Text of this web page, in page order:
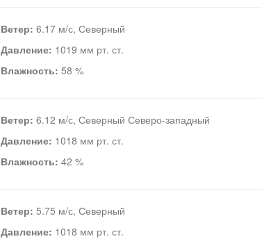
Ветер: 6.17 м/с, Северный
Давление: 1019 мм рт. ст.
Влажность: 58 %
Ветер: 6.12 м/с, Северный Северо-западный
Давление: 1018 мм рт. ст.
Влажность: 42 %
Ветер: 5.75 м/с, Северный
Давление: 1018 мм рт. ст.